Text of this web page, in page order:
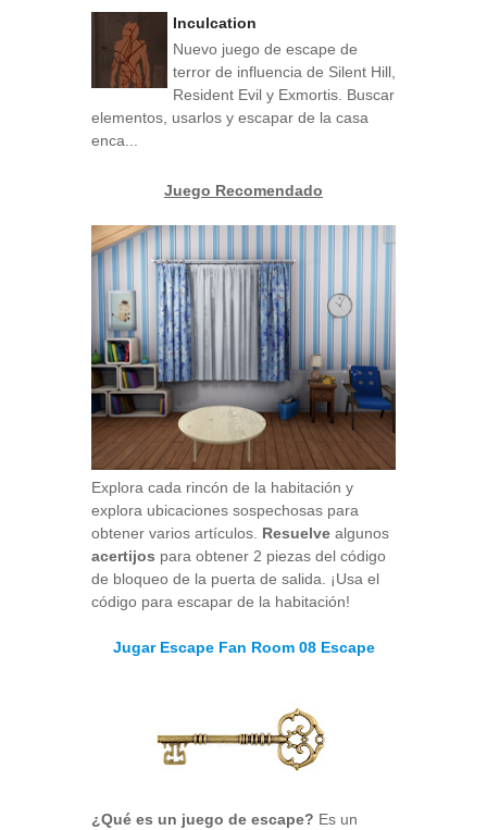
Inculcation
Nuevo juego de escape de
terror de influencia de Silent Hill,
Resident Evil y Exmortis. Buscar
elementos, usarlos y escapar de la casa
enca...
Juego Recomendado
Explora cada rincón de la habitación y
explora ubicaciones sospechosas para
obtener varios artículos. Resuelve algunos
acertijos para obtener 2 piezas del código
de bloqueo de la puerta de salida. ¡Usa el
código para escapar de la habitación!
Jugar Escape Fan Room 08 Escape
¿Qué es un juego de escape? Es un